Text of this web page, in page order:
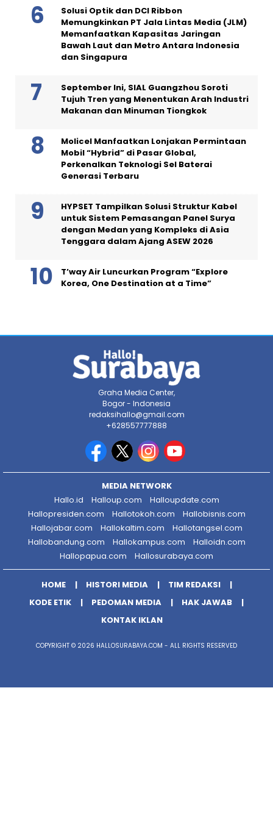
Solusi Optik dan DCI Ribbon
Memungkinkan PT Jala Lintas Media (JLM)
Memanfaatkan Kapasitas Jaringan
Bawah Laut dan Metro Antara Indonesia
dan Singapura
September Ini, SIAL Guangzhou Soroti
Tujuh Tren yang Menentukan Arah Industri
Makanan dan Minuman Tiongkok
Molicel Manfaatkan Lonjakan Permintaan
Mobil “Hybrid” di Pasar Global,
Perkenalkan Teknologi Sel Baterai
Generasi Terbaru
HYPSET Tampilkan Solusi Struktur Kabel
untuk Sistem Pemasangan Panel Surya
dengan Medan yang Kompleks di Asia
Tenggara dalam Ajang ASEW 2026
T’way Air Luncurkan Program “Explore
Korea, One Destination at a Time”
Graha Media Center,
Bogor - Indonesia
redaksihallo@gmail.com
+628557777888
MEDIA NETWORK
Hallo.id
Halloup.com
Halloupdate.com
Hallopresiden.com
Hallotokoh.com
Hallobisnis.com
Hallojabar.com
Hallokaltim.com
Hallotangsel.com
Hallobandung.com
Hallokampus.com
Halloidn.com
Hallopapua.com
Hallosurabaya.com
HOME HISTORI MEDIA
TIM REDAKSI
KODE ETIK
PEDOMAN MEDIA
HAK JAWAB
KONTAK IKLAN
COPYRIGHT © 2026 HALLOSURABAYA.COM - ALL RIGHTS RESERVED